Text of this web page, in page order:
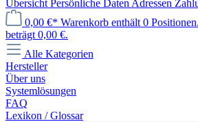
Übersicht Persönliche Daten Adressen
0,00 €* Warenkorb enthält 0
beträgt 0,00 €.
Alle Kategorien
Hersteller
Über uns
Systemlösungen
FAQ
Lexikon / Glossar